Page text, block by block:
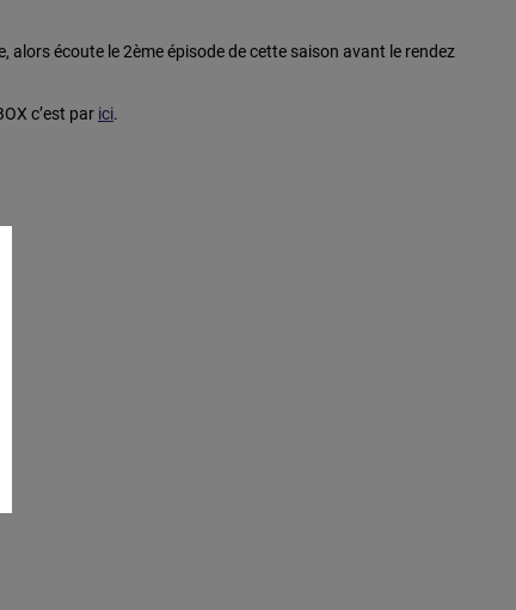
alors écoute le 2ème épisode de cette saison avant le rendez
c’est par ici.